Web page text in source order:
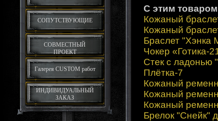
СОПУТСТВУЮЩИЕ
СОВМЕСТНЫЙ
ПРОЕКТ
Галерея CUSTOM работ
ИНДИВИДУАЛЬНЫЙ
ЗАКАЗ
С этим
Кожаный
Кожаный
Браслет "Хэнка
Чокер «Готика-
Стек с ладонью
Плётка-7
Кожаный
Кожаный
Кожаный
Брелок "Снейк"